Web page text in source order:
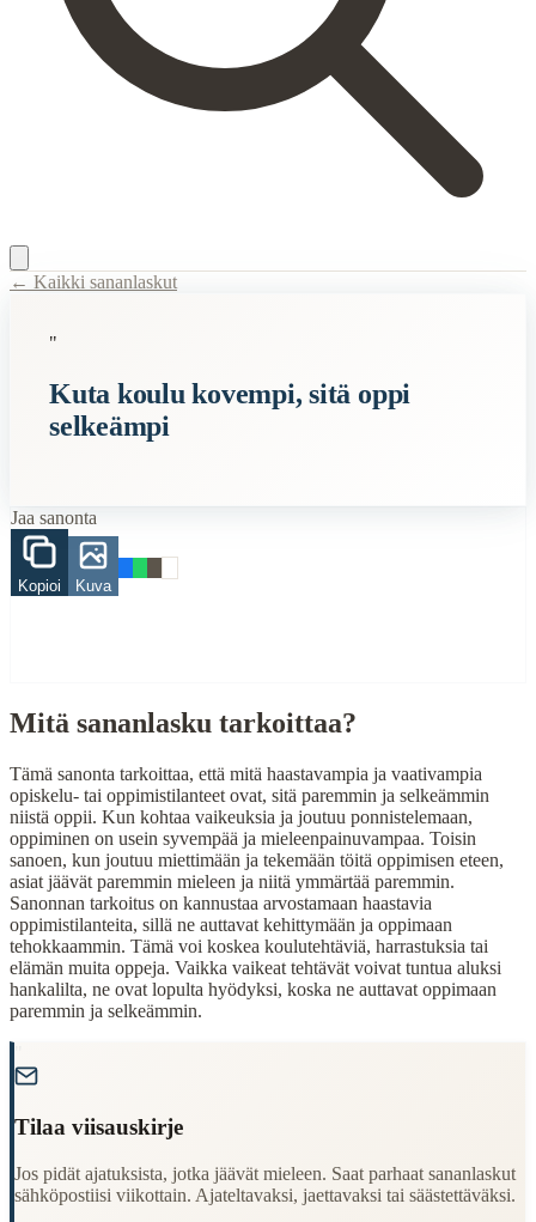
Description:Tämä sanonta tarkoittaa, että mitä haastavampia ja
Semantic Themes
Related Topics
koulu
Finding Finnish proverbs about specific topics
Understanding Finnish cultural wisdom
Finding quotes for speeches or writing
Cultural Context
Language:Finnish (suomi)
Origin:Finland
Period:Traditional folk wisdom
← Kaikki sananlaskut
"
Kuta koulu kovempi, sitä oppi
selkeämpi
Jaa sanonta
Kopioi Kuva
Mitä sananlasku tarkoittaa?
Tämä sanonta tarkoittaa, että mitä haastavampia ja vaativampia
opiskelu- tai oppimistilanteet ovat, sitä paremmin ja selkeämmin
niistä oppii. Kun kohtaa vaikeuksia ja joutuu ponnistelemaan,
oppiminen on usein syvempää ja mieleenpainuvampaa. Toisin
sanoen, kun joutuu miettimään ja tekemään töitä oppimisen eteen,
asiat jäävät paremmin mieleen ja niitä ymmärtää paremmin.
Sanonnan tarkoitus on kannustaa arvostamaan haastavia
oppimistilanteita, sillä ne auttavat kehittymään ja oppimaan
tehokkaammin. Tämä voi koskea koulutehtäviä, harrastuksia tai
elämän muita oppeja. Vaikka vaikeat tehtävät voivat tuntua aluksi
hankalilta, ne ovat lopulta hyödyksi, koska ne auttavat oppimaan
paremmin ja selkeämmin.
Tilaa viisauskirje
Jos pidät ajatuksista, jotka jäävät mieleen. Saat parhaat sananlaskut
sähköpostiisi viikottain. Ajateltavaksi, jaettavaksi tai säästettäväksi.